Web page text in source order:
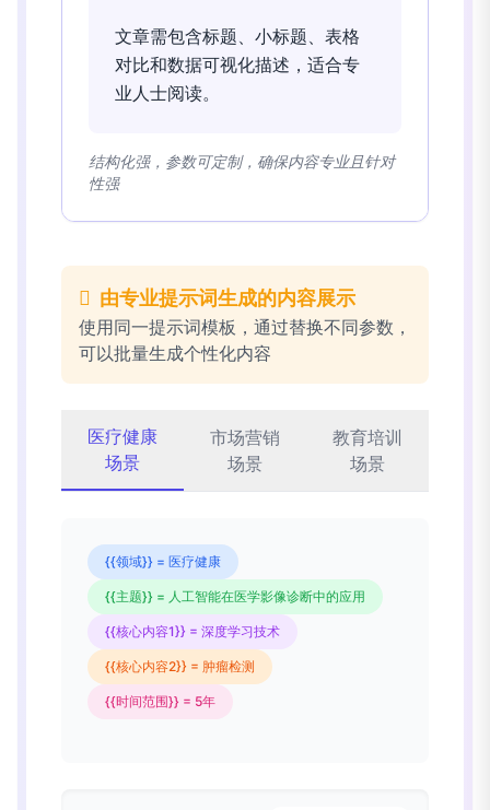
文章需包含标题、小标题、表格
对比和数据可视化描述，适合专
业人士阅读。
结构化强，参数可定制，确保内容专业且针对
性强
由专业提示词生成的内容展示
使用同一提示词模板，通过替换不同参数，
可以批量生成个性化内容
医疗健康
场景
市场营销
场景
教育培训
场景
{{领域}} = 医疗健康
{{主题}} = 人工智能在医学影像诊断中的应用
{{核心内容1}} = 深度学习技术
{{核心内容2}} = 肿瘤检测
{{时间范围}} = 5年